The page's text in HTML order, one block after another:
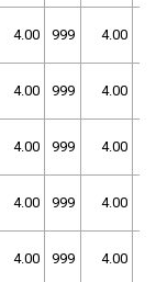
4.00 999 4.00
4.00 999 4.00
4.00 999 4.00
4.00 999 4.00
4.00 999 4.00